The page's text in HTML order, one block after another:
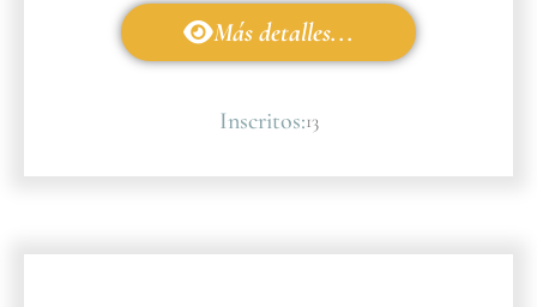
Más detalles...
Inscritos:13